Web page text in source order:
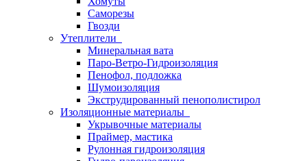
Саморезы
Гвозди
Утеплители
Минеральная вата
Паро-Ветро-Гидроизоляция
Пенофол, подложка
Шумоизоляция
Экструдированный пенополистирол
Изоляционные материалы
Укрывочные материалы
Праймер, мастика
Рулонная гидроизоляция